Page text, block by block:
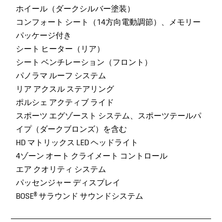
ホイール（ダークシルバー塗装）
コンフォート シート（14方向電動調節）、メモリー
パッケージ付き
シート ヒーター（リア）
シート ベンチレーション（フロント）
パノラマ ルーフ システム
リア アクスル ステアリング
ポルシェ アクティブ ライド
スポーツ エグゾースト システム、スポーツテールパ
イプ（ダークブロンズ）を含む
HD マトリックス LED ヘッドライト
4ゾーン オート クライメート コントロール
エア クオリティ システム
パッセンジャー ディスプレイ
BOSE® サラウンド サウンドシステム